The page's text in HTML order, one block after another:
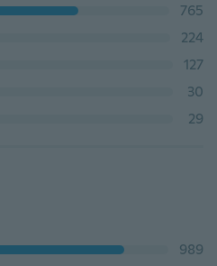
765
224
127
30
29
989